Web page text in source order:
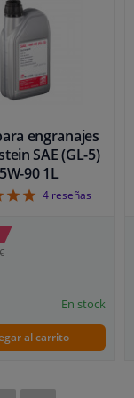
engranajes
SAE (GL-5)
90 1L
54 reseñas
En stock
al carrito